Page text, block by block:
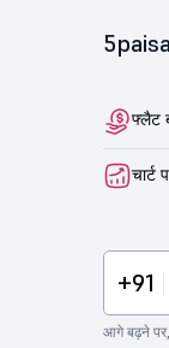
फ्लैट
चार्ट
+91
आगे बढ़ने